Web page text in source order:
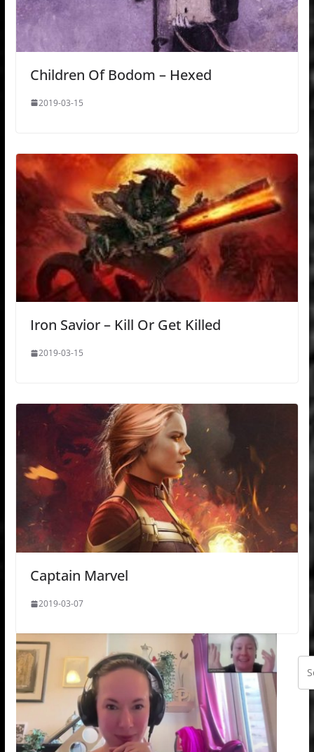
Children Of Bodom – Hexed
2019-03-15
Iron Savior – Kill Or Get Killed
2019-03-15
Captain Marvel
2019-03-07